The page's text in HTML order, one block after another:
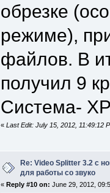
обрезке
режиме),
файлов. В
получил 9
Система-
« Last Edit: July 15, 2012, 11:49:12
Re: Video Splitter 3.2 c
для работы со звуко
« Reply #10 on: June 29, 2012,